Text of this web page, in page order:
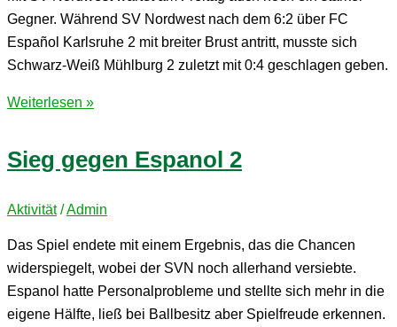
Gegner. Während SV Nordwest nach dem 6:2 über FC
Español Karlsruhe 2 mit breiter Brust antritt, musste sich
Schwarz-Weiß Mühlburg 2 zuletzt mit 0:4 geschlagen geben.
Dicker
Schwaz-
Mühlburg
2
Weiterlesen »
Sieg gegen Espanol 2
Aktivität/Admin
Das Spiel endete mit einem Ergebnis, das die Chancen
widerspiegelt, wobei der SVN noch allerhand versiebte.
Espanol hatte Personalprobleme und stellte sich mehr in die
eigene Hälfte, ließ bei Ballbesitz aber Spielfreude erkennen.